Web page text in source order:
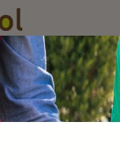
/Insecticide
/ Cage grillagée 80